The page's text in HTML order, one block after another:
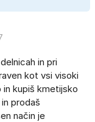
in pri
kot vsi visoki
kupiš kmetijsko
prodaš
način je